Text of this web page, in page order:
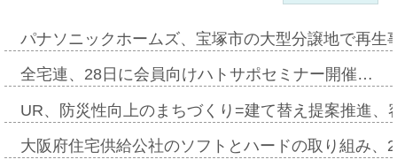
パナソニックホームズ、宝塚市の大型分譲地で再
全宅連、28日に会員向けハトサポセミナー開催…
UR、防災性向上のまちづくり=建て替え提案推進
大阪府住宅供給公社のソフトとハードの取り組み